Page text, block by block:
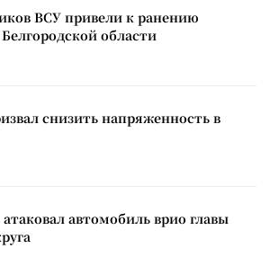
ВСУ привели к ранению
области
снизить напряженность в
автомобиль врио главы